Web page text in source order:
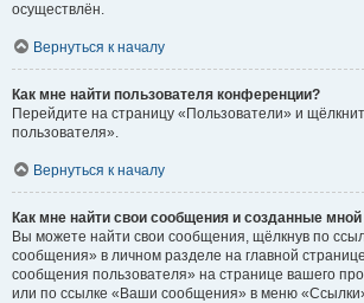
осуществлён.
Вернуться к началу
Как мне найти пользователя конференции?
Перейдите на страницу «Пользователи» и
пользователя».
Вернуться к началу
Как мне найти свои сообщения и созданные
Вы можете найти свои сообщения, щёлкнув по
сообщения» в личном разделе на главной
сообщения пользователя» на странице вашего
или по ссылке «Ваши сообщения» в меню